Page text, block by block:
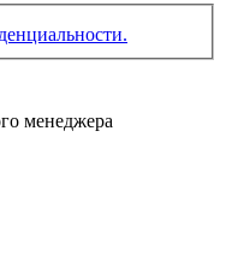
менеджера